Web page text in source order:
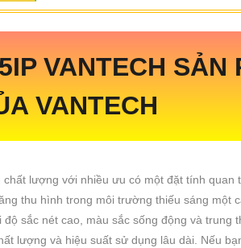
VANTECH SẢN
VANTECH
chất lượng với nhiều ưu có một đặt tính quan
thu hình trong môi trường thiếu sáng một
sắc nét cao, màu sắc sống động và trung
lượng và hiệu suất sử dụng lâu dài. Nếu